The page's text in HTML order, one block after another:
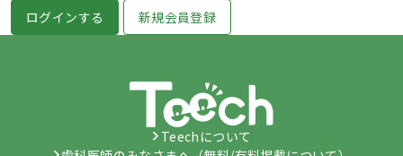
ログインする 新規会員登録
Teechについて